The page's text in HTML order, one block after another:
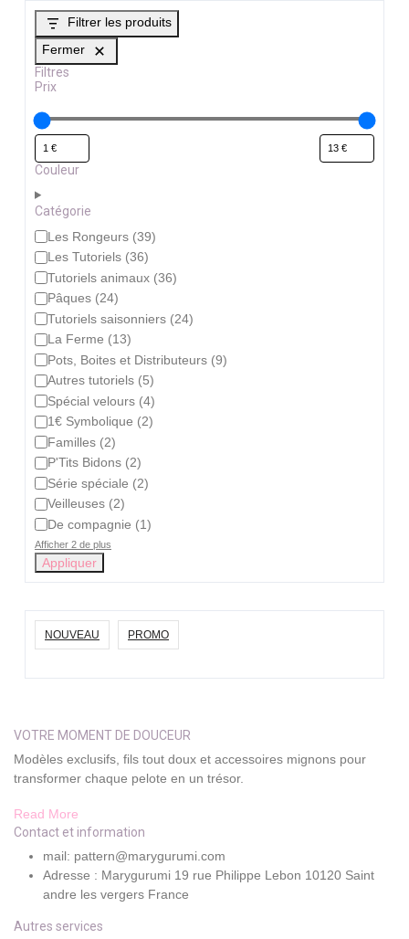
Filtrer les produits
Fermer
Filtres
Prix
Couleur
Catégorie
Catégorie
Les Rongeurs (39)
Les Tutoriels (36)
Tutoriels animaux (36)
Pâques (24)
Tutoriels saisonniers (24)
La Ferme (13)
Pots, Boites et Distributeurs (9)
Autres tutoriels (5)
Spécial velours (4)
1€ Symbolique (2)
Familles (2)
P'Tits Bidons (2)
Série spéciale (2)
Veilleuses (2)
De compagnie (1)
Afficher 2 de plus
Appliquer
NOUVEAU PROMO
VOTRE MOMENT DE DOUCEUR
Modèles exclusifs, fils tout doux et accessoires mignons pour
transformer chaque pelote en un trésor.
Read More
Contact et information
mail: pattern@marygurumi.com
Adresse : Marygurumi 19 rue Philippe Lebon 10120 Saint
andre les vergers France
Autres services